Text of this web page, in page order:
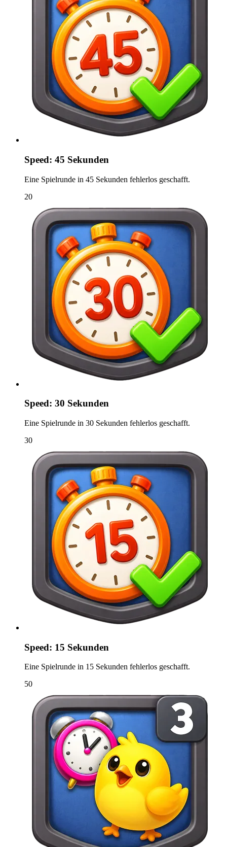
Speed: 45 Sekunden
Eine Spielrunde in 45 Sekunden fehlerlos geschafft.
20
Speed: 30 Sekunden
Eine Spielrunde in 30 Sekunden fehlerlos geschafft.
30
Speed: 15 Sekunden
Eine Spielrunde in 15 Sekunden fehlerlos geschafft.
50